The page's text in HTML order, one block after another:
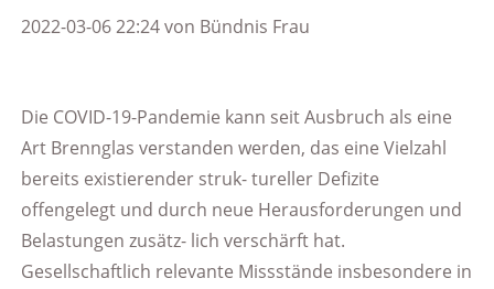
2022-03-06 22:24von Bündnis Frau
Die COVID-19-Pandemie kann seit Ausbruch als eine
Art Brennglas verstanden werden, das eine Vielzahl
bereits existierender struk- tureller Defizite
offengelegt und durch neue Herausforderungen und
Belastungen zusätz- lich verschärft hat.
Gesellschaftlich relevante Missstände insbesondere in